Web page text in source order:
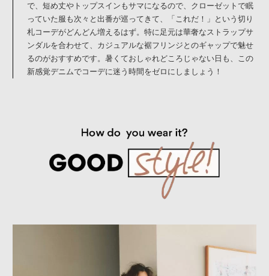
で、短め丈やトップスインもサマになるので、クローゼットで眠
っていた服も次々と出番が巡ってきて、「これだ！」という切り
札コーデがどんどん増えるはず。特に足元は華奢なストラップサ
ンダルを合わせて、カジュアルな裾フリンジとのギャップで魅せ
るのがおすすめです。暑くておしゃれどころじゃない日も、この
新感覚デニムでコーデに迷う時間をゼロにしましょう！